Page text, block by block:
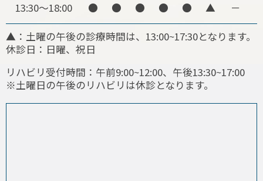
▲：土曜の午後の診療時間は、13:00~17:30となります。
休診日：日曜、祝日
リハビリ受付時間：午前9:00~12:00、午後13:30~17:00
※土曜日の午後のリハビリは休診となります。
13:30～18:00 ● ● ● ● ● ▲ －